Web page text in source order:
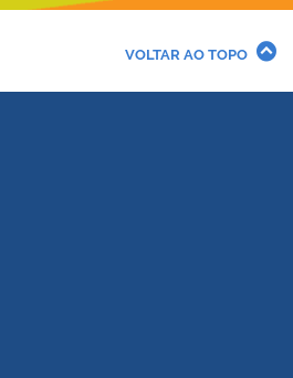
VOLTAR AO TOPO